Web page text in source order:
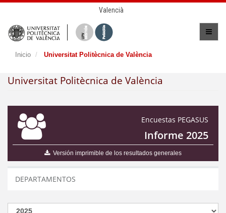
Valencià
Inicio Universitat Politècnica de València
Universitat Politècnica de València
Encuestas PEGASUS
Informe 2025
Versión imprimible de los resultados generales
DEPARTAMENTOS